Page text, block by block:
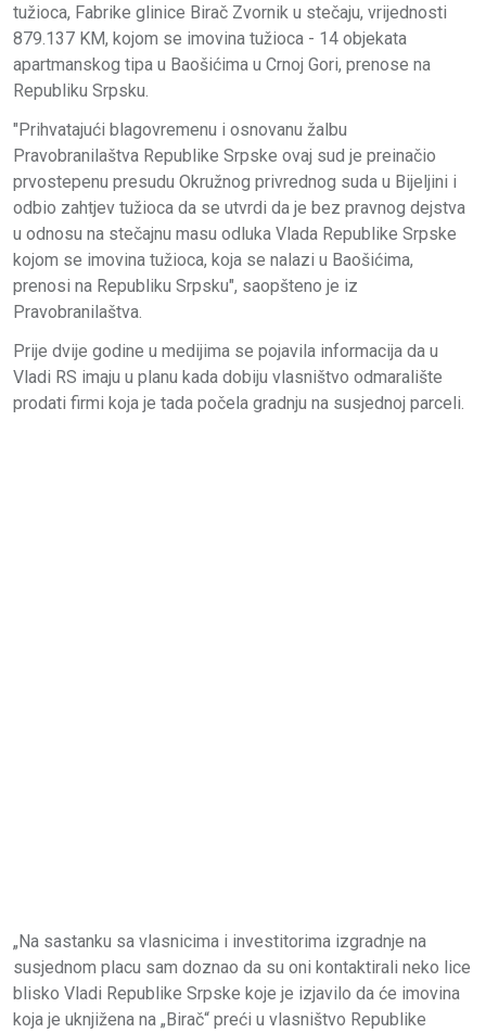
tužioca, Fabrike glinice Birač Zvornik u stečaju, vrijednosti
879.137 KM, kojom se imovina tužioca - 14 objekata
apartmanskog tipa u Baošićima u Crnoj Gori, prenose na
Republiku Srpsku.
"Prihvatajući blagovremenu i osnovanu žalbu
Pravobranilaštva Republike Srpske ovaj sud je preinačio
prvostepenu presudu Okružnog privrednog suda u Bijeljini i
odbio zahtjev tužioca da se utvrdi da je bez pravnog dejstva
u odnosu na stečajnu masu odluka Vlada Republike Srpske
kojom se imovina tužioca, koja se nalazi u Baošićima,
prenosi na Republiku Srpsku", saopšteno je iz
Pravobranilaštva.
Prije dvije godine u medijima se pojavila informacija da u
Vladi RS imaju u planu kada dobiju vlasništvo odmaralište
prodati firmi koja je tada počela gradnju na susjednoj parceli.
„Na sastanku sa vlasnicima i investitorima izgradnje na
susjednom placu sam doznao da su oni kontaktirali neko lice
blisko Vladi Republike Srpske koje je izjavilo da će imovina
koja je uknjižena na „Birač“ preći u vlasništvo Republike